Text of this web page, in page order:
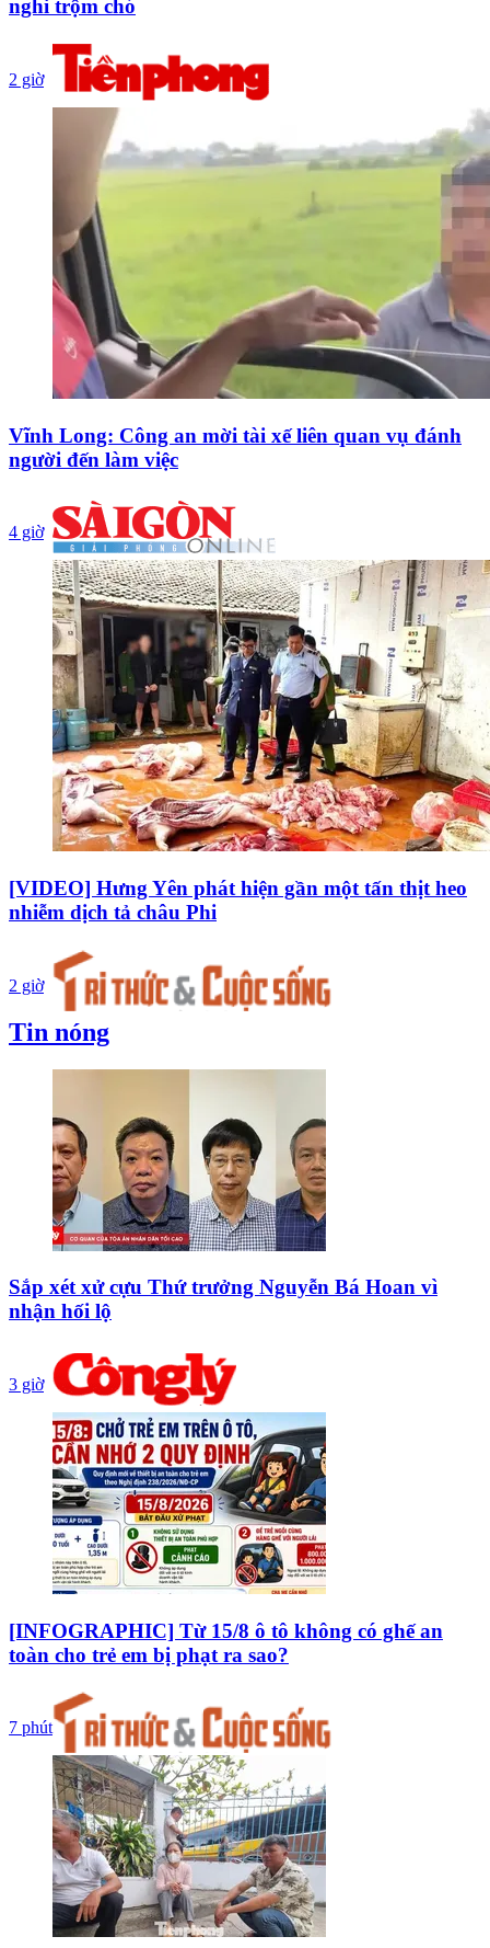
nghi trộm chó
2 giờ
Vĩnh Long: Công an mời tài xế liên quan vụ đánh
người đến làm việc
4 giờ
[VIDEO] Hưng Yên phát hiện gần một tấn thịt heo
nhiễm dịch tả châu Phi
2 giờ
Tin nóng
Sắp xét xử cựu Thứ trưởng Nguyễn Bá Hoan vì
nhận hối lộ
3 giờ
[INFOGRAPHIC] Từ 15/8 ô tô không có ghế an
toàn cho trẻ em bị phạt ra sao?
7 phút